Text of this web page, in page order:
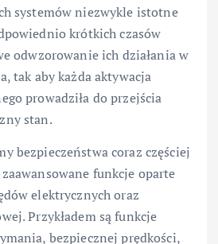
systemów niezwykle istotne
krótkich czasów
odwzorowanie ich działania w
tak aby każda aktywacja
prowadziła do przejścia
stan.
bezpieczeństwa coraz częściej
funkcje oparte
elektrycznych oraz
Przykładem są funkcje
bezpiecznej prędkości,